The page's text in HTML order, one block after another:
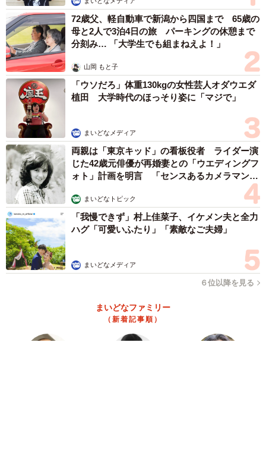
4000万円の注文住宅を建てた夫婦 夢の住まい
に、思わぬ落とし穴
ヨシダ コウキ
2023.11.14
念願のマイホーム ケチって家具家電をネット
購入→組み立てや取り付けは誰がする？ ダン
ボールに埋もれた地獄の新生活
ヨシダ コウキ
総工費700万円のリノベーションの結末は
2LDKのマンションを「広々ワンルーム」にし
てみたけれど…50代主婦の後悔
ヨシダ コウキ
2023.11.02
リリースから6年以上…ポケモンGOって今でも
人気なの？ 大規模リアルイベントや世界とつ
ながる新機能…“遊び方”もアップデート
ヨシダ コウキ
ガチャガチャでもらえる“母の愛” 「たまには
帰ってきんしゃいね」…方言あふれる手書きの
「おかあちゃんからの手紙」が話題
2022.12.31
アクセスランキング